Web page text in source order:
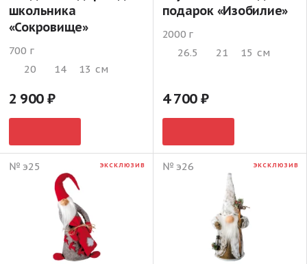
школьника
«Сокровище»
700 г
20
14 13 см
2 900
подарок «Изобилие»
2000 г
26.5
21 15 см
4 700
№ э25 ЭКСКЛЮЗИВ № э26 ЭКСКЛЮЗИВ